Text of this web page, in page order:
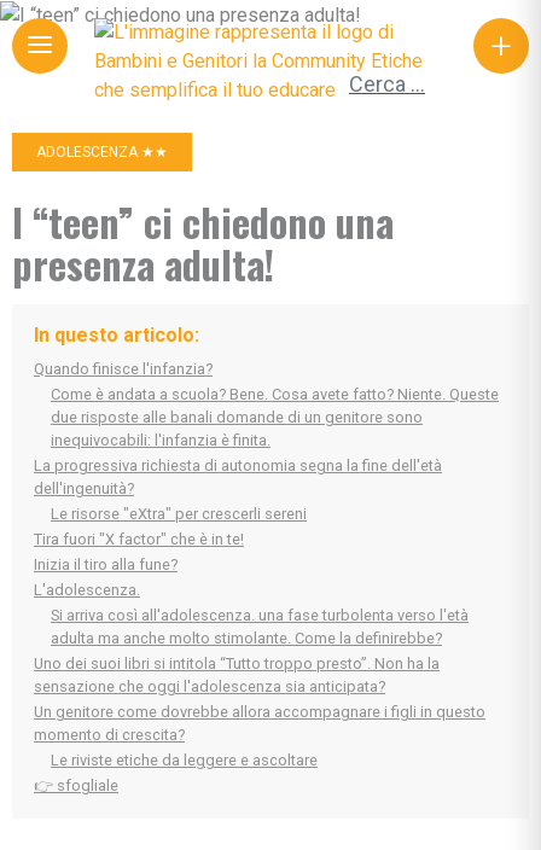
+
Ricerca per:
ADOLESCENZA ★★
I “teen” ci chiedono una
presenza adulta!
In questo articolo:
Quando finisce l'infanzia?
Come è andata a scuola? Bene. Cosa avete fatto? Niente. Queste
due risposte alle banali domande di un genitore sono
inequivocabili: l'infanzia è finita.
La progressiva richiesta di autonomia segna la fine dell'età
dell'ingenuità?
Le risorse "eXtra" per crescerli sereni
Tira fuori "X factor" che è in te!
Inizia il tiro alla fune?
L'adolescenza.
Si arriva così all'adolescenza. una fase turbolenta verso l'età
adulta ma anche molto stimolante. Come la definirebbe?
Uno dei suoi libri si intitola “Tutto troppo presto”. Non ha la
sensazione che oggi l'adolescenza sia anticipata?
Un genitore come dovrebbe allora accompagnare i figli in questo
momento di crescita?
Le riviste etiche da leggere e ascoltare
👉 sfogliale